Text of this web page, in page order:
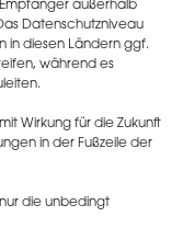
außerhalb
Datenschutzniveau
in diesen Ländern ggf.
während es
Wirkung für die Zukunft
in der Fußzeile der
die unbedingt
Wege zu
Produkte
und
geeignete